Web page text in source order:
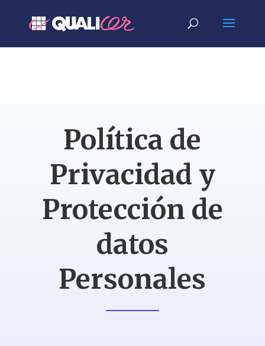
Política de
Privacidad y
Protección de
datos
Personales